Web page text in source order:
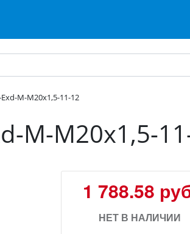
М-М20х1,5-11-12
М-М20х1,5-
1 788.58
НЕТ В НАЛИЧИИ